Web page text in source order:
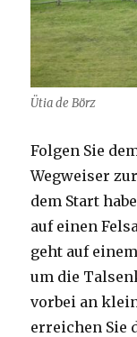
Ütia de Börz
Folgen Sie
Wegweiser
dem Start
auf einen
geht auf
um die
vorbei an
erreichen Sie